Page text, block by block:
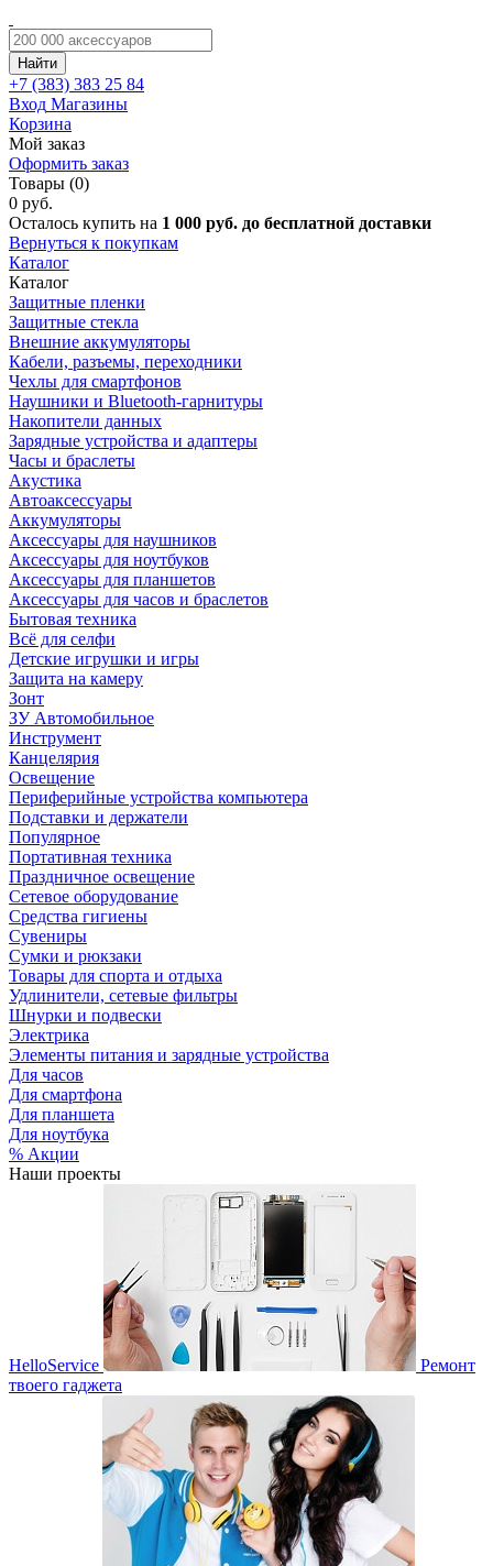
Найти
+7 (383) 383 25 84
Вход Магазины
Корзина
Мой заказ
Оформить заказ
Товары (0)
0 руб.
Осталось купить на 1 000 руб. до бесплатной доставки
Вернуться к покупкам
Каталог
Каталог
Защитные пленки
Защитные стекла
Внешние аккумуляторы
Кабели, разъемы, переходники
Чехлы для смартфонов
Наушники и Bluetooth-гарнитуры
Накопители данных
Зарядные устройства и адаптеры
Часы и браслеты
Акустика
Автоаксессуары
Аккумуляторы
Аксессуары для наушников
Аксессуары для ноутбуков
Аксессуары для планшетов
Аксессуары для часов и браслетов
Бытовая техника
Всё для селфи
Детские игрушки и игры
Защита на камеру
Зонт
ЗУ Автомобильное
Инструмент
Канцелярия
Освещение
Периферийные устройства компьютера
Подставки и держатели
Популярное
Портативная техника
Праздничное освещение
Сетевое оборудование
Средства гигиены
Сувениры
Сумки и рюкзаки
Товары для спорта и отдыха
Удлинители, сетевые фильтры
Шнурки и подвески
Электрика
Элементы питания и зарядные устройства
Для часов
Для смартфона
Для планшета
Для ноутбука
% Акции
Наши проекты
HelloService
Ремонт
твоего гаджета